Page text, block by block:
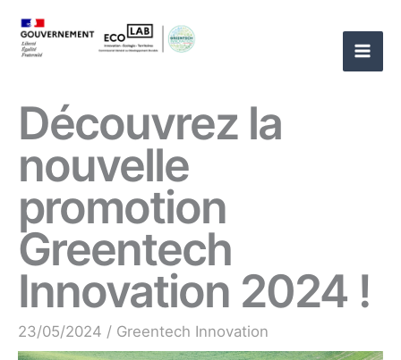
contenu
Découvrez la
nouvelle
promotion
Greentech
Innovation 2024 !
23/05/2024 / Greentech Innovation